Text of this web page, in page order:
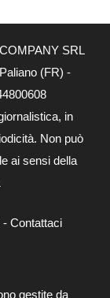
SRL
(FR) -
in
Non può
ai sensi della
- Contattaci
gestite da